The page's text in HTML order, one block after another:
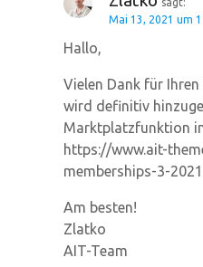
Mai 13, 2021 um
Hallo,
Vielen Dank für
wird definitiv
Marktplatzfunktion
https://www.ait-
memberships-3-
Am besten!
Zlatko
AIT-Team